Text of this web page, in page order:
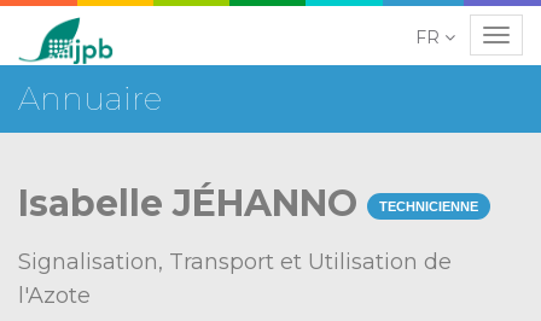
FR
Annuaire
Isabelle JÉHANNO TECHNICIENNE
Signalisation, Transport et Utilisation de
l'Azote